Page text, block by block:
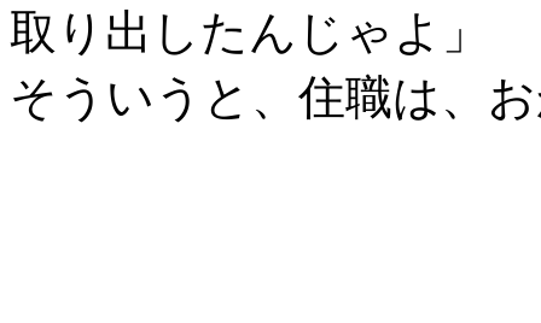
取り出したんじゃよ」
そういうと、住職は、